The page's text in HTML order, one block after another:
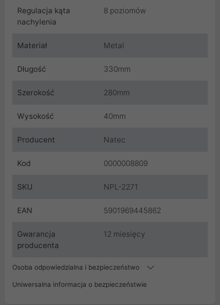
Regulacja kąta
nachylenia
8 poziomów
Materiał Metal
Długość 330mm
Szerokość 280mm
Wysokość 40mm
Producent Natec
Kod 0000008809
SKU NPL-2271
EAN 5901969445862
Gwarancja
producenta
12 miesięcy
Osoba odpowiedzialna i bezpieczeństwo
Uniwersalna informacja o bezpieczeństwie